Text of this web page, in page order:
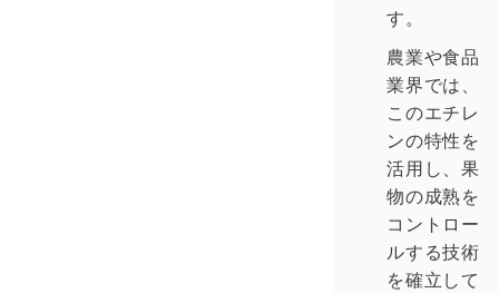
す。
農業や食品
業界では、
このエチレ
ンの特性を
活用し、果
物の成熟を
コントロー
ルする技術
を確立して